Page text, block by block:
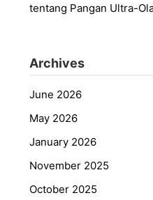
tentang Pangan Ultra-
Archives
June 2026
May 2026
January 2026
November 2025
October 2025